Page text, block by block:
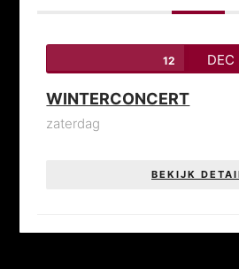
12 DEC
WINTERCONCERT
zaterdag
BEKIJK